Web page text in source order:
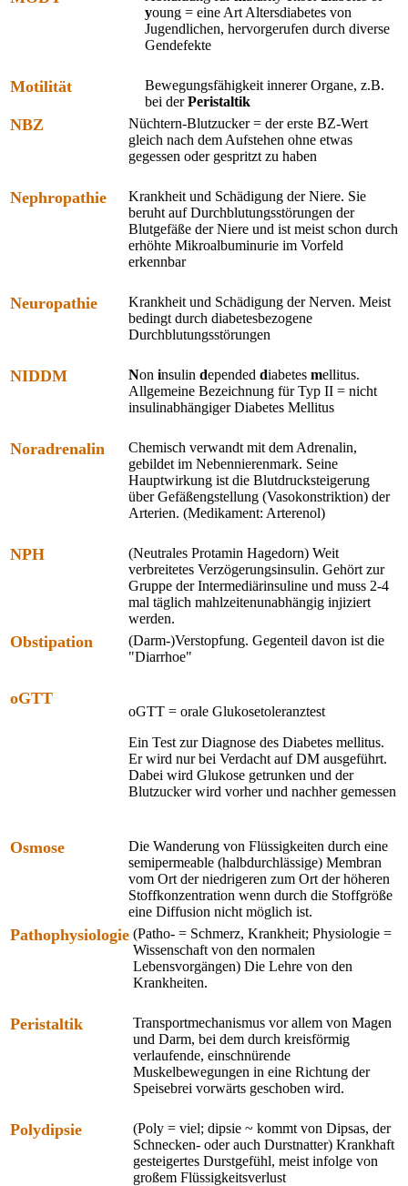
young = eine Art Altersdiabetes von
Jugendlichen, hervorgerufen durch diverse
Gendefekte
Motilität
Bewegungsfähigkeit innerer Organe, z.B.
bei derPeristaltik
NBZ
Nüchtern-Blutzucker = der erste BZ-Wert
gleich nach dem Aufstehen ohne etwas
gegessen oder gespritzt zu haben
Nephropathie
Krankheit und Schädigung der Niere. Sie
beruht auf Durchblutungsstörungen der
Blutgefäße der Niere und ist meist schon durch
erhöhte Mikroalbuminurie im Vorfeld
erkennbar
Neuropathie
Krankheit und Schädigung der Nerven. Meist
bedingt durch diabetesbezogene
Durchblutungsstörungen
NIDDM Non insulin depended diabetes mellitus.
Allgemeine Bezeichnung für Typ II = nicht
insulinabhängiger Diabetes Mellitus
Noradrenalin
Chemisch verwandt mit dem Adrenalin,
gebildet im Nebennierenmark. Seine
Hauptwirkung ist die Blutdrucksteigerung
über Gefäßengstellung (Vasokonstriktion) der
Arterien. (Medikament: Arterenol)
NPH
(Neutrales Protamin Hagedorn) Weit
verbreitetes Verzögerungsinsulin. Gehört zur
Gruppe der Intermediärinsuline und muss 2-4
mal täglich mahlzeitenunabhängig injiziert
werden.
Obstipation
(Darm-)Verstopfung. Gegenteil davon ist die
"Diarrhoe"
oGTT
oGTT = orale Glukosetoleranztest
Ein Test zur Diagnose des Diabetes mellitus.
Er wird nur bei Verdacht auf DM ausgeführt.
Dabei wird Glukose getrunken und der
Blutzucker wird vorher und nachher gemessen
Osmose
Die Wanderung von Flüssigkeiten durch eine
semipermeable (halbdurchlässige) Membran
vom Ort der niedrigeren zum Ort der höheren
Stoffkonzentration wenn durch die Stoffgröße
eine Diffusion nicht möglich ist.
Pathophysiologie (Patho- = Schmerz, Krankheit; Physiologie =
Wissenschaft von den normalen
Lebensvorgängen) Die Lehre von den
Krankheiten.
Peristaltik
Transportmechanismus vor allem von Magen
und Darm, bei dem durch kreisförmig
verlaufende, einschnürende
Muskelbewegungen in eine Richtung der
Speisebrei vorwärts geschoben wird.
Polydipsie
(Poly = viel; dipsie ~ kommt von Dipsas, der
Schnecken- oder auch Durstnatter) Krankhaft
gesteigertes Durstgefühl, meist infolge von
großem Flüssigkeitsverlust